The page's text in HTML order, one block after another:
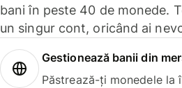
bani în peste 40 de monede.
un singur cont, oricând ai
Gestionează banii din
Păstrează-ți monedele la